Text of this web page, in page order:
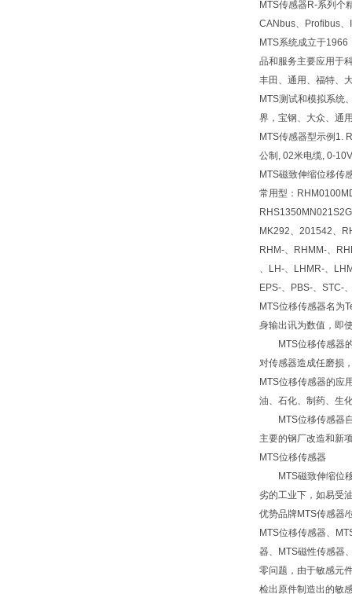
MTS传感器R-系列个
CANbus、Profibus、
MTS系统成立于
品和服务主要应用于
丰田、通用、福特、
MTS测试和模拟系统
界，宝钢、大众、通
MTS传感器型示例1.
公制, 02米电缆, 0-
MTS磁致伸缩位移传
常用型：
MK292、201542、
RHM-、RHMM-、
、LH-、LHMR-、
EPS-、PBS-、STC-
MTS位移传感器名为
身输出讯为数值，即
MTS位移传感器的
对传感器造成任磨损
MTS位移传感器的应
油、石化、制药、生
MTS位移传感器自
主要的钢厂改造和新
MTS位移传感器
MTS磁致伸缩位移
劣的工业下，如易受
优势品牌MTS传感器/
MTS位移传感器、
器、MTS磁性传感器
零问题，由于敏感元
检出原件制造出的敏